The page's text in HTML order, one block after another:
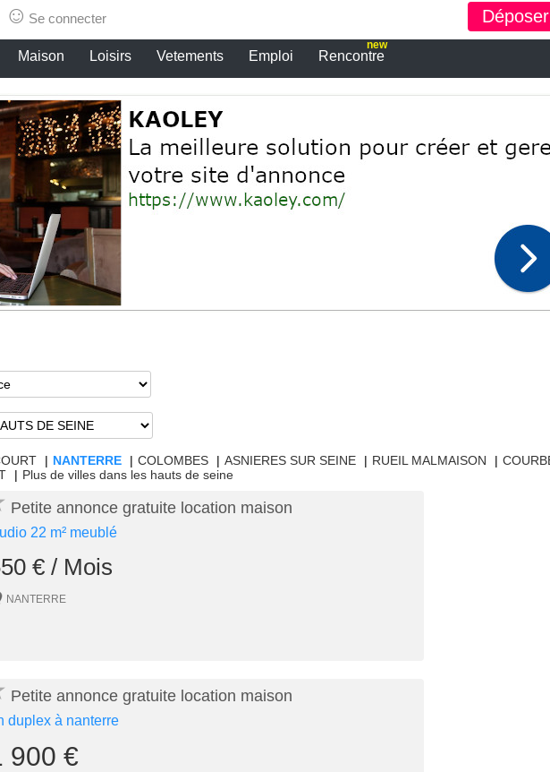
☺ Se connecter
Maison Loisirs Vetements Emploi Rencontre
new
| NANTERRE | COLOMBES | ASNIERES SUR SEINE | RUEIL MALMAISON |
| Plus de villes dans les hauts de seine
Petite annonce gratuite location maison
22 m² meublé
€ / Mois
NANTERRE
Petite annonce gratuite location maison
duplex à nanterre
900 €